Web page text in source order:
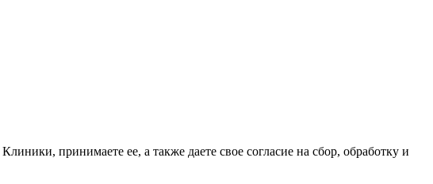
Клиники, принимаете ее, а также даете свое согласие на сбор, обработку и